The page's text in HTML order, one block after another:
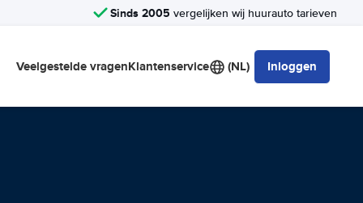
Sinds 2005 vergelijken wij huurauto tarieven
Veelgestelde vragenKlantenservice (NL) Inloggen